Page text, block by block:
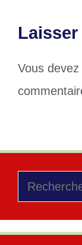
Vous devez
Rechercher